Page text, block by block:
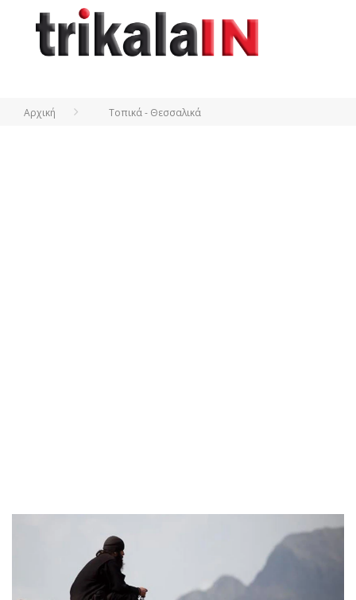
Αρχική Τοπικά - Θεσσαλικά